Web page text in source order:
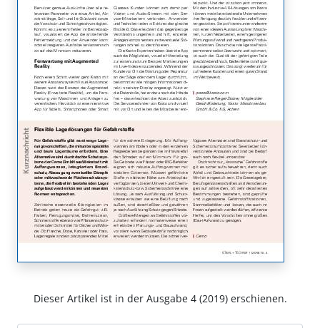
Dieser Artikel ist in der Ausgabe 4 (2019) erschienen.